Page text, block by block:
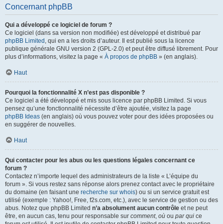
Concernant phpBB
Qui a développé ce logiciel de forum ?
Ce logiciel (dans sa version non modifiée) est développé et distribué par
phpBB Limited , qui en a les droits d’auteur. Il est publié sous la licence
publique générale GNU version 2 (GPL-2.0) et peut être diffusé librement. Pour
plus d’informations, visitez la page « À propos de phpBB » (en anglais).
Haut
Pourquoi la fonctionnalité X n’est pas disponible ?
Ce logiciel a été développé et mis sous licence par phpBB Limited. Si vous
pensez qu’une fonctionnalité nécessite d’être ajoutée, visitez la page
phpBB Ideas (en anglais) où vous pouvez voter pour des idées proposées ou
en suggérer de nouvelles.
Haut
Qui contacter pour les abus ou les questions légales concernant ce
forum ?
Contactez n’importe lequel des administrateurs de la liste « L’équipe du
forum ». Si vous restez sans réponse alors prenez contact avec le propriétaire
du domaine (en faisant une recherche sur whois) ou si un service gratuit est
utilisé (exemple : Yahoo!, Free, f2s.com, etc.), avec le service de gestion ou des
abus. Notez que phpBB Limited n’a absolument aucun contrôle et ne peut
être, en aucun cas, tenu pour responsable sur comment, où ou par qui ce